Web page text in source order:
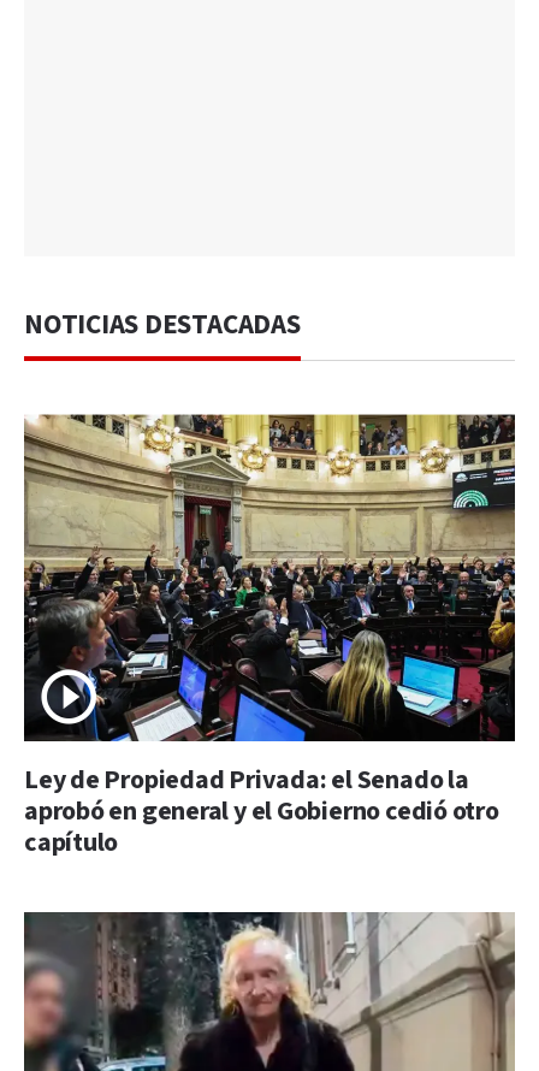
NOTICIAS DESTACADAS
Ley de Propiedad Privada: el Senado la
aprobó en general y el Gobierno cedió otro
capítulo